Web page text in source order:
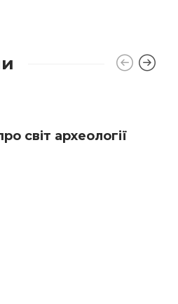
світ археології